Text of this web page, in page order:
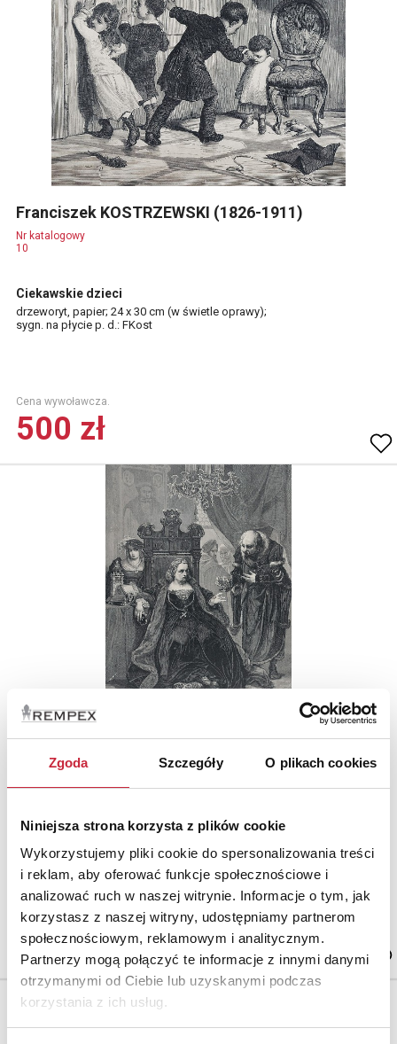
Zgoda Szczegóły O plikach cookies
Niniejsza strona korzysta z plików cookie
Wykorzystujemy pliki cookie do spersonalizowania treści
i reklam, aby oferować funkcje społecznościowe i
analizować ruch w naszej witrynie. Informacje o tym, jak
korzystasz z naszej witryny, udostępniamy partnerom
społecznościowym, reklamowym i analitycznym.
Partnerzy mogą połączyć te informacje z innymi danymi
otrzymanymi od Ciebie lub uzyskanymi podczas
korzystania z ich usług.
Franciszek KOSTRZEWSKI (1826-1911)
Nr katalogowy
10
Ciekawskie dzieci
drzeworyt, papier; 24 x 30 cm (w świetle oprawy);
sygn. na płycie p. d.: FKost
Cena wywoławcza.
500 zł
Jan MATEJKO (1838-1893)
rytował Józef HOLEWIŃSKI (1848-1917)
Cena wywoławcza.
800 zł